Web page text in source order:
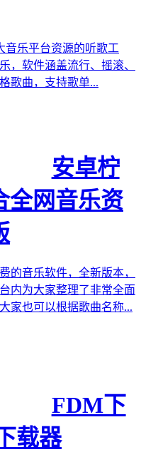
音乐平台资源的听歌工
，软件涵盖流行、摇滚、
歌曲，支持歌单...
安卓柠
全网音乐资
的音乐软件，全新版本，
内为大家整理了非常全面
家也可以根据歌曲名称...
FDM下
载器